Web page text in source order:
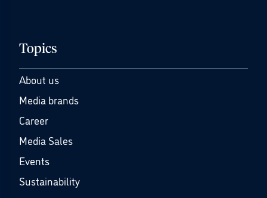
Topics
About us
Media brands
Career
Media Sales
Events
Sustainability